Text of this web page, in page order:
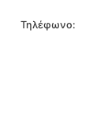
Τηλέφωνο: